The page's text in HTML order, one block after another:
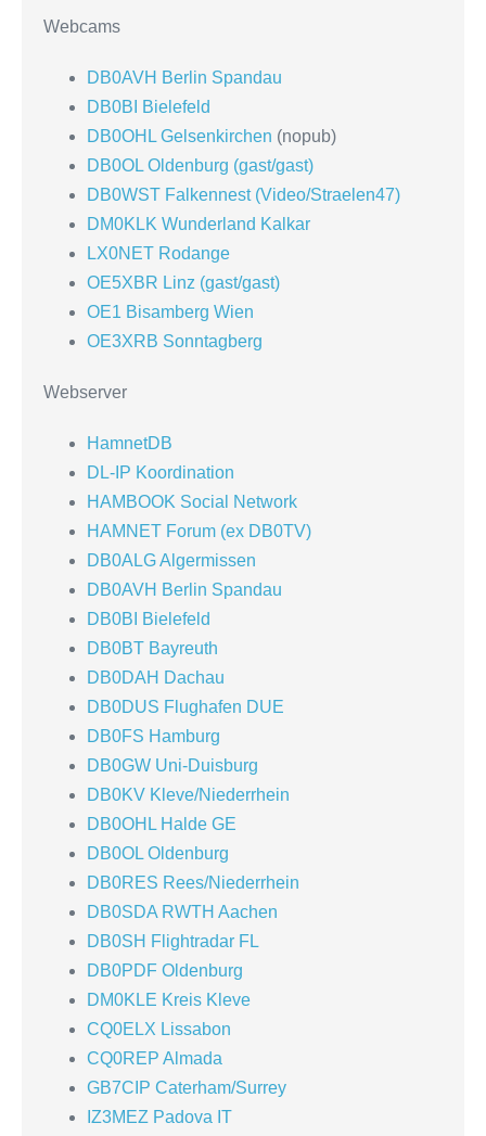
Webcams
DB0AVH Berlin Spandau
DB0BI Bielefeld
DB0OHL Gelsenkirchen (nopub)
DB0OL Oldenburg (gast/gast)
DB0WST Falkennest (Video/Straelen47)
DM0KLK Wunderland Kalkar
LX0NET Rodange
OE5XBR Linz (gast/gast)
OE1 Bisamberg Wien
OE3XRB Sonntagberg
Webserver
HamnetDB
DL-IP Koordination
HAMBOOK Social Network
HAMNET Forum (ex DB0TV)
DB0ALG Algermissen
DB0AVH Berlin Spandau
DB0BI Bielefeld
DB0BT Bayreuth
DB0DAH Dachau
DB0DUS Flughafen DUE
DB0FS Hamburg
DB0GW Uni-Duisburg
DB0KV Kleve/Niederrhein
DB0OHL Halde GE
DB0OL Oldenburg
DB0RES Rees/Niederrhein
DB0SDA RWTH Aachen
DB0SH Flightradar FL
DB0PDF Oldenburg
DM0KLE Kreis Kleve
CQ0ELX Lissabon
CQ0REP Almada
GB7CIP Caterham/Surrey
IZ3MEZ Padova IT